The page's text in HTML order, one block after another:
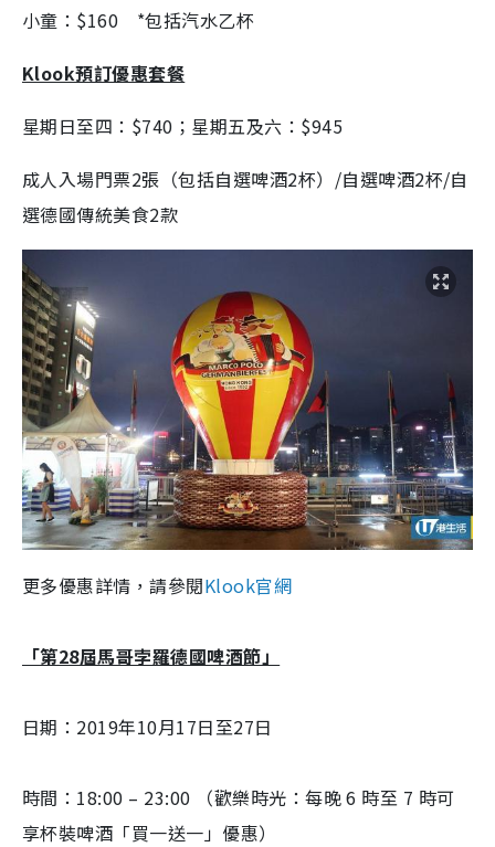
小童：$160 *包括汽水乙杯
Klook預訂優惠套餐
星期日至四：$740；星期五及六：$945
成人入場門票2張（包括自選啤酒2杯）/自選啤酒2杯/自
選德國傳統美食2款
更多優惠詳情，請參閱Klook官網
「第28屆馬哥孛羅德國啤酒節」
日期：2019年10月17日至27日
時間：18:00 – 23:00 （歡樂時光：每晚 6 時至 7 時可
享杯裝啤酒「買一送一」優惠）